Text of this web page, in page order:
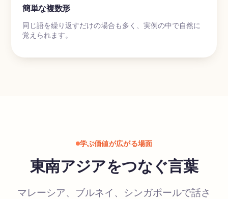
簡単な複数形
同じ語を繰り返すだけの場合も多く、実例の中で自然に
覚えられます。
学ぶ価値が広がる場面
東南アジアをつなぐ言葉
マレーシア、ブルネイ、シンガポールで話さ